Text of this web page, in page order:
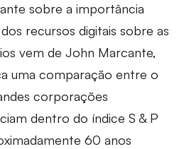
sobre a importância
recursos digitais sobre as
vem de John Marcante,
uma comparação entre o
corporações
dentro do índice S & P
60 anos